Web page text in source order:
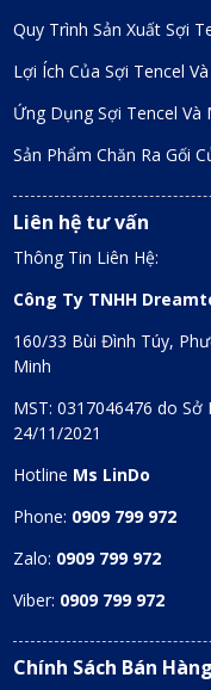
Quy Trình Sản Xuất Sợi
Lợi Ích Của Sợi Tencel
Ứng Dụng Sợi Tencel
Sản Phẩm Chăn Ra Gối
Liên hệ tư vấn
Thông Tin Liên Hệ:
Công Ty TNHH
160/33 Bùi Đình Túy,
Minh
MST: 0317046476 do
24/11/2021
Hotline Ms LinDo
Phone: 0909 799 972
Zalo: 0909 799 972
Viber: 0909 799 972
Chính Sách Bán Hàng